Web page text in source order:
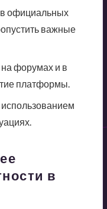
в официальных
важные
форумах и в
платформы.
в